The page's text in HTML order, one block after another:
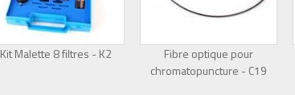
Kit Malette 8 filtres - K2
Fibre optique pour
chromatopuncture - C19